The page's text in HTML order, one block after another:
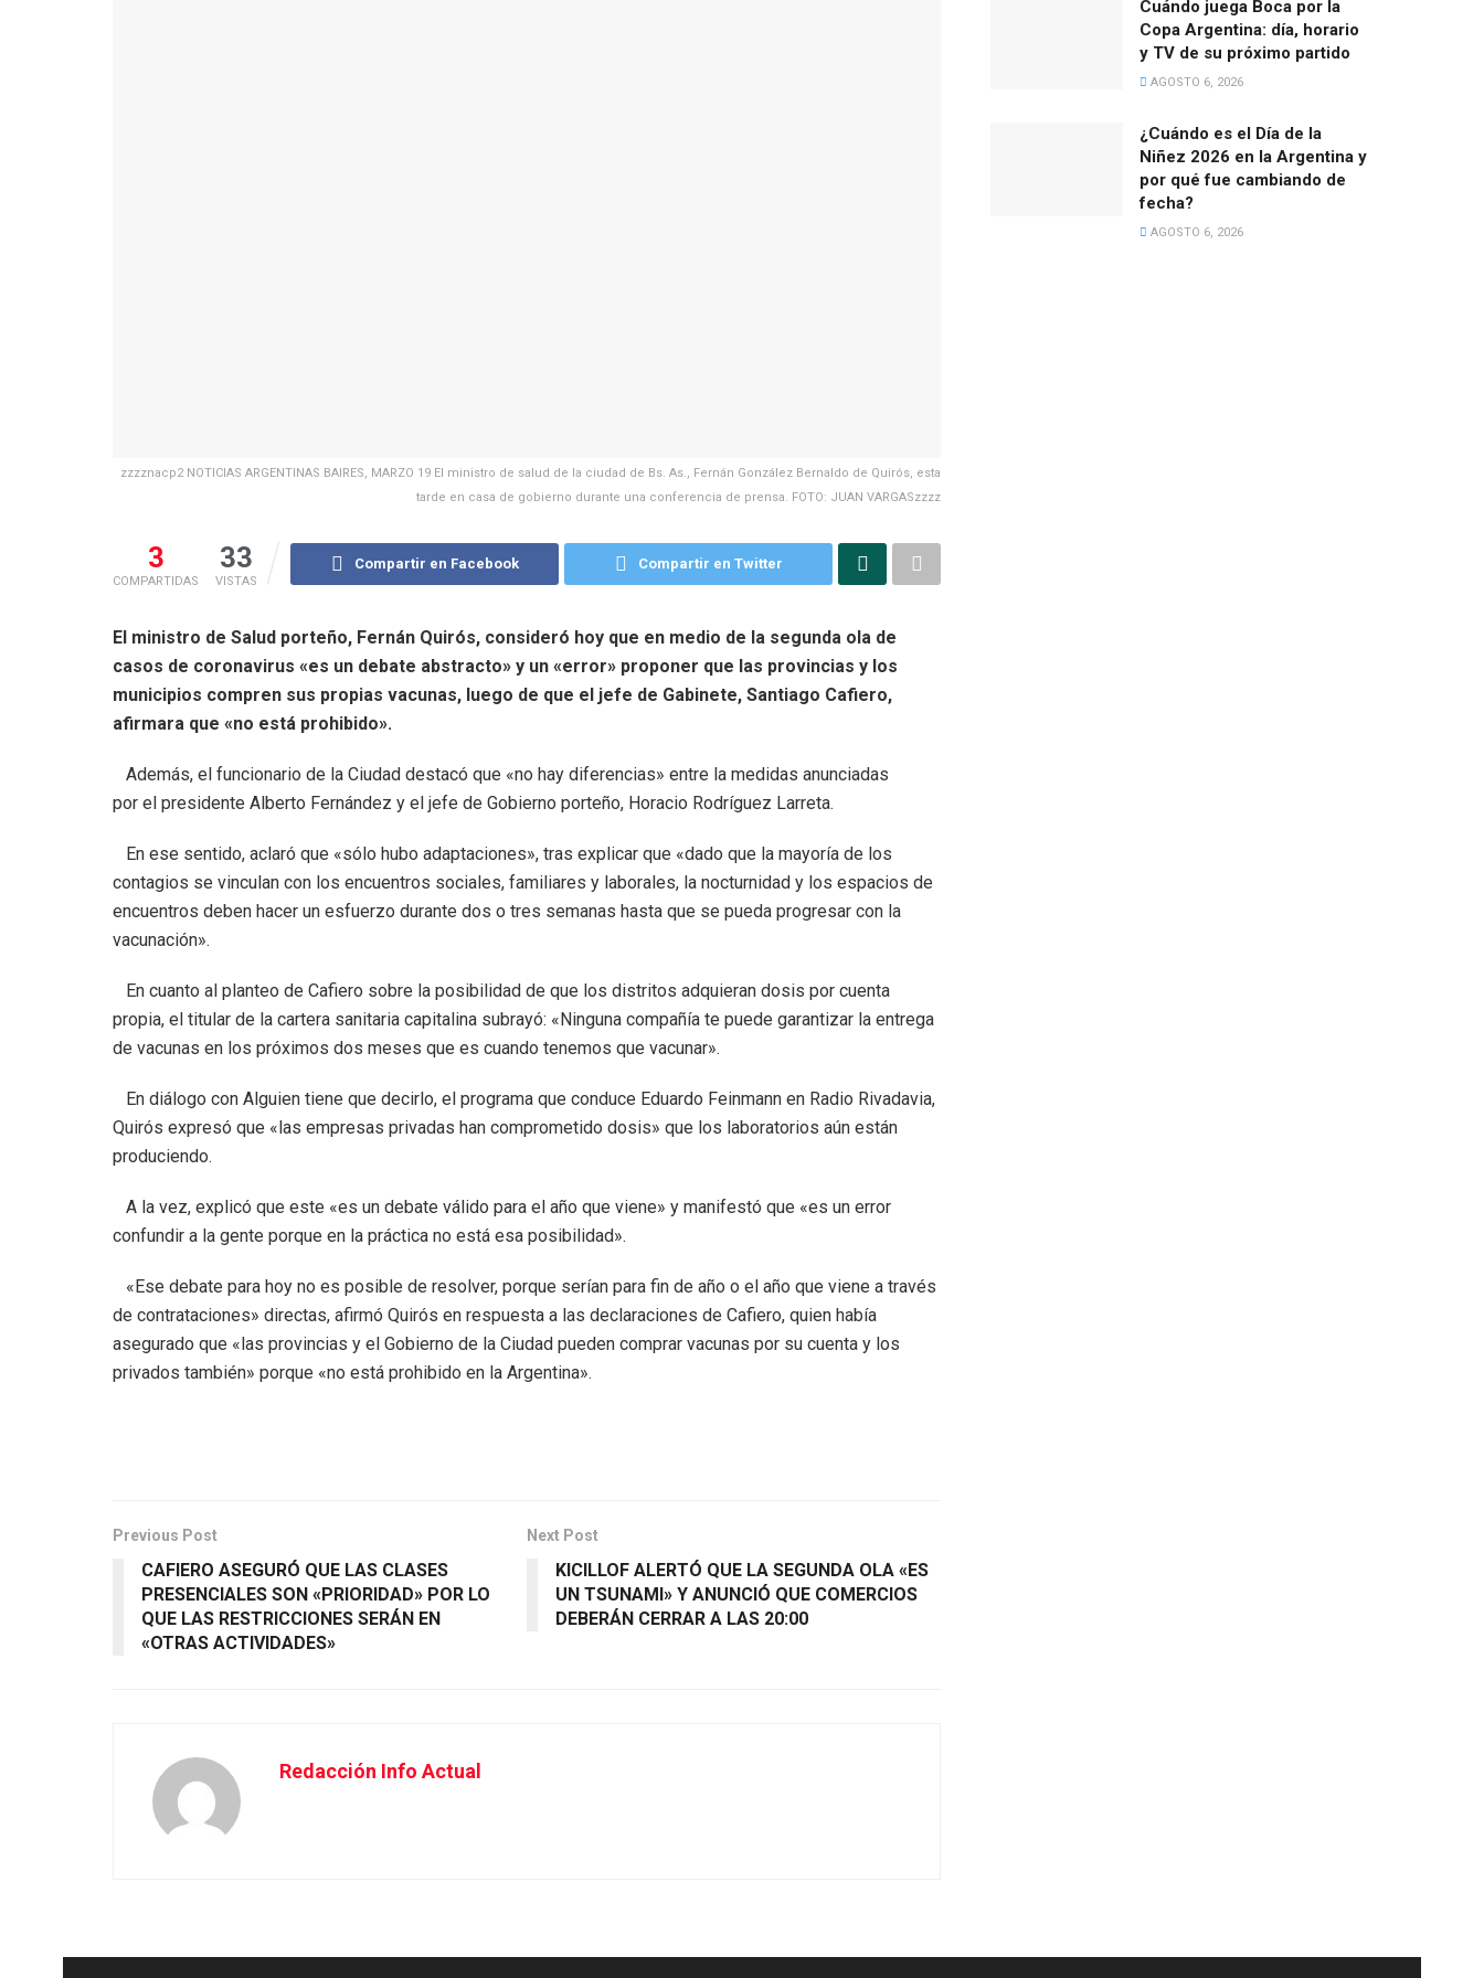
zzzznacp2 NOTICIAS ARGENTINAS BAIRES, MARZO 19 El ministro de salud de la ciudad de Bs. As., Fernán González Bernaldo de Quirós, esta
tarde en casa de gobierno durante una conferencia de prensa. FOTO: JUAN VARGASzzzz
3
COMPARTIDAS
33
VISTAS
Compartir en Facebook Compartir en Twitter
El ministro de Salud porteño, Fernán Quirós, consideró hoy que en medio de la segunda ola de
casos de coronavirus «es un debate abstracto» y un «error» proponer que las provincias y los
municipios compren sus propias vacunas, luego de que el jefe de Gabinete, Santiago Cafiero,
afirmara que «no está prohibido».
Además, el funcionario de la Ciudad destacó que «no hay diferencias» entre la medidas anunciadas
por el presidente Alberto Fernández y el jefe de Gobierno porteño, Horacio Rodríguez Larreta.
En ese sentido, aclaró que «sólo hubo adaptaciones», tras explicar que «dado que la mayoría de los
contagios se vinculan con los encuentros sociales, familiares y laborales, la nocturnidad y los espacios de
encuentros deben hacer un esfuerzo durante dos o tres semanas hasta que se pueda progresar con la
vacunación».
En cuanto al planteo de Cafiero sobre la posibilidad de que los distritos adquieran dosis por cuenta
propia, el titular de la cartera sanitaria capitalina subrayó: «Ninguna compañía te puede garantizar la entrega
de vacunas en los próximos dos meses que es cuando tenemos que vacunar».
En diálogo con Alguien tiene que decirlo, el programa que conduce Eduardo Feinmann en Radio Rivadavia,
Quirós expresó que «las empresas privadas han comprometido dosis» que los laboratorios aún están
produciendo.
A la vez, explicó que este «es un debate válido para el año que viene» y manifestó que «es un error
confundir a la gente porque en la práctica no está esa posibilidad».
«Ese debate para hoy no es posible de resolver, porque serían para fin de año o el año que viene a través
de contrataciones» directas, afirmó Quirós en respuesta a las declaraciones de Cafiero, quien había
asegurado que «las provincias y el Gobierno de la Ciudad pueden comprar vacunas por su cuenta y los
privados también» porque «no está prohibido en la Argentina».
Previous Post
CAFIERO ASEGURÓ QUE LAS CLASES
PRESENCIALES SON «PRIORIDAD» POR LO
QUE LAS RESTRICCIONES SERÁN EN
«OTRAS ACTIVIDADES»
Next Post
KICILLOF ALERTÓ QUE LA SEGUNDA OLA «ES
UN TSUNAMI» Y ANUNCIÓ QUE COMERCIOS
DEBERÁN CERRAR A LAS 20:00
Redacción Info Actual
Cuándo juega Boca por la
Copa Argentina: día, horario
y TV de su próximo partido
AGOSTO 6, 2026
¿Cuándo es el Día de la
Niñez 2026 en la Argentina y
por qué fue cambiando de
fecha?
AGOSTO 6, 2026